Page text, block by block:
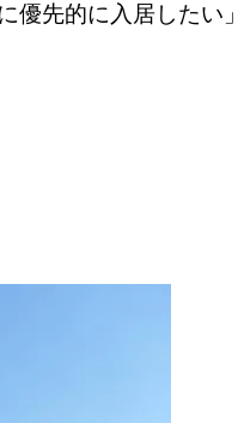
優先的に入居した